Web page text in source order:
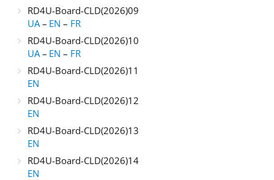
RD4U-Board-CLD(2026)09
UA – EN – FR
RD4U-Board-CLD(2026)10
UA – EN – FR
RD4U-Board-CLD(2026)11
EN
RD4U-Board-CLD(2026)12
EN
RD4U-Board-CLD(2026)13
EN
RD4U-Board-CLD(2026)14
EN